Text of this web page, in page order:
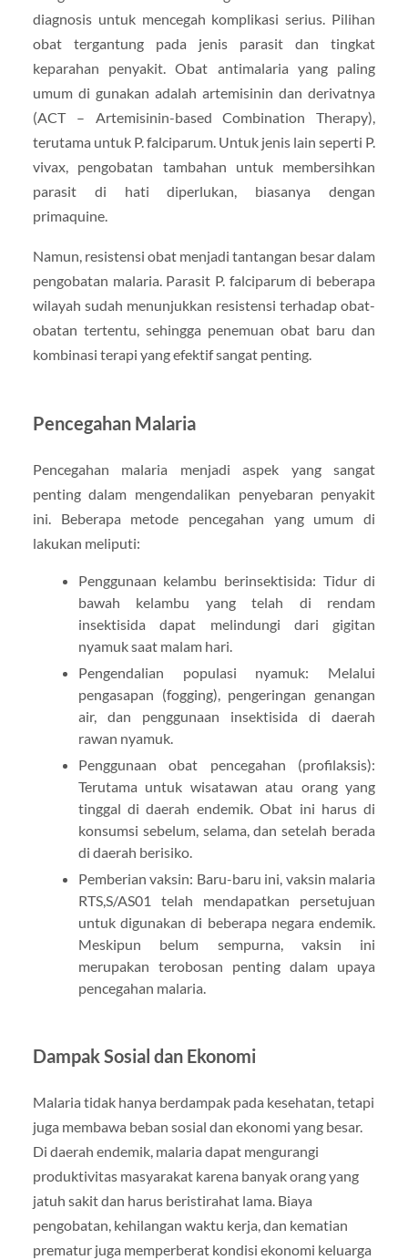
diagnosis untuk mencegah komplikasi serius. Pilihan
obat tergantung pada jenis parasit dan tingkat
keparahan penyakit. Obat antimalaria yang paling
umum di gunakan adalah artemisinin dan derivatnya
(ACT – Artemisinin-based Combination Therapy),
terutama untuk P. falciparum. Untuk jenis lain seperti P.
vivax, pengobatan tambahan untuk membersihkan
parasit di hati diperlukan, biasanya dengan
primaquine.
Namun, resistensi obat menjadi tantangan besar dalam
pengobatan malaria. Parasit P. falciparum di beberapa
wilayah sudah menunjukkan resistensi terhadap obat-
obatan tertentu, sehingga penemuan obat baru dan
kombinasi terapi yang efektif sangat penting.
Pencegahan Malaria
Pencegahan malaria menjadi aspek yang sangat
penting dalam mengendalikan penyebaran penyakit
ini. Beberapa metode pencegahan yang umum di
lakukan meliputi:
Penggunaan kelambu berinsektisida: Tidur di
bawah kelambu yang telah di rendam
insektisida dapat melindungi dari gigitan
nyamuk saat malam hari.
Pengendalian populasi nyamuk: Melalui
pengasapan (fogging), pengeringan genangan
air, dan penggunaan insektisida di daerah
rawan nyamuk.
Penggunaan obat pencegahan (profilaksis):
Terutama untuk wisatawan atau orang yang
tinggal di daerah endemik. Obat ini harus di
konsumsi sebelum, selama, dan setelah berada
di daerah berisiko.
Pemberian vaksin: Baru-baru ini, vaksin malaria
RTS,S/AS01 telah mendapatkan persetujuan
untuk digunakan di beberapa negara endemik.
Meskipun belum sempurna, vaksin ini
merupakan terobosan penting dalam upaya
pencegahan malaria.
Dampak Sosial dan Ekonomi
Malaria tidak hanya berdampak pada kesehatan, tetapi
juga membawa beban sosial dan ekonomi yang besar.
Di daerah endemik, malaria dapat mengurangi
produktivitas masyarakat karena banyak orang yang
jatuh sakit dan harus beristirahat lama. Biaya
pengobatan, kehilangan waktu kerja, dan kematian
prematur juga memperberat kondisi ekonomi keluarga